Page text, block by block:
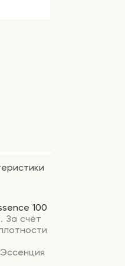
100
За счёт
Эссенция